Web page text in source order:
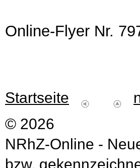
Online-Flyer Nr.
Startseite
© 2026
NRhZ-Online -
bzw.